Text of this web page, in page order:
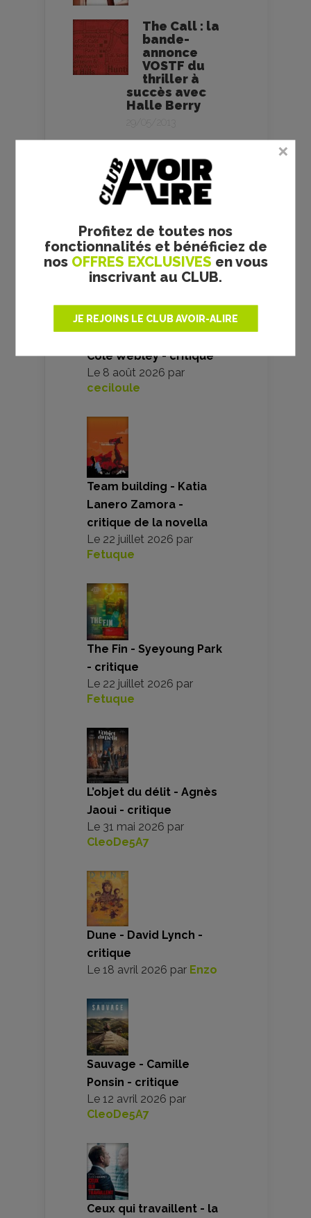
Profitez de toutes nos
fonctionnalités et bénéficiez de
nos OFFRES EXCLUSIVES en vous
inscrivant au CLUB.
JE REJOINS LE CLUB AVOIR-ALIRE
The Call : la
bande-
annonce
VOSTF du
thriller à
succès avec
Halle Berry
29/05/2013
VOS AVIS
Cole Webley - critique
Le 8 août 2026 par
ceciloule
Team building - Katia
Lanero Zamora -
critique de la novella
Le 22 juillet 2026 par
Fetuque
The Fin - Syeyoung Park
- critique
Le 22 juillet 2026 par
Fetuque
L’objet du délit - Agnès
Jaoui - critique
Le 31 mai 2026 par
CleoDe5A7
Dune - David Lynch -
critique
Le 18 avril 2026 par Enzo
Sauvage - Camille
Ponsin - critique
Le 12 avril 2026 par
CleoDe5A7
Ceux qui travaillent - la